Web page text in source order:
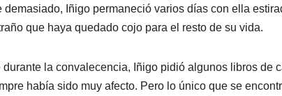
demasiado, Iñigo permaneció varios días con ella
que haya quedado cojo para el resto de su vida.
la convalecencia, Iñigo pidió algunos libros de
había sido muy afecto. Pero lo único que se